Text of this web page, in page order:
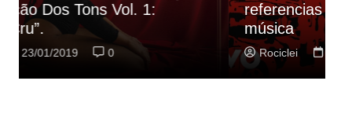
referencias do clipe de sua nova
música
Rociclei 22/01/2019